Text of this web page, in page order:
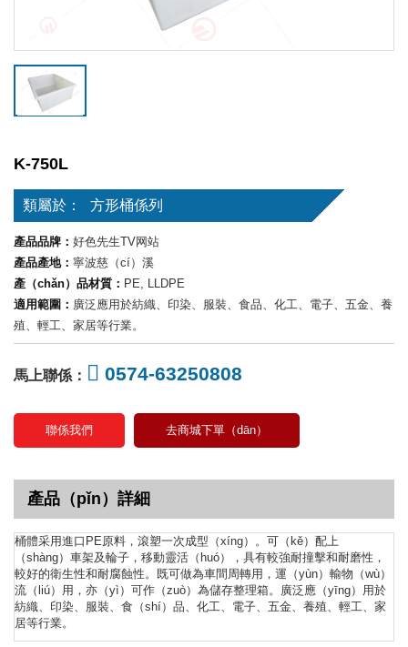
K-750L
類屬於： 方形桶係列
產品品牌： 好色先生TV网站
產品產地： 寧波慈（cí）溪
產（chǎn）品材質： PE, LLDPE
適用範圍： 廣泛應用於紡織、印染、服裝、食品、化工、電子、五金、養
殖、輕工、家居等行業。
馬上聯係： 0574-63250808
聯係我們 去商城下單（dān）
產品（pǐn）詳細
桶體采用進口PE原料，滾塑一次成型（xíng）。可（kě）配上
（shàng）車架及輪子，移動靈活（huó），具有較強耐撞擊和耐磨性，
較好的衛生性和耐腐蝕性。既可做為車間周轉用，運（yùn）輸物（wù）
流（liú）用，亦（yì）可作（zuò）為儲存整理箱。廣泛應（yīng）用於
紡織、印染、服裝、食（shí）品、化工、電子、五金、養殖、輕工、家
居等行業。